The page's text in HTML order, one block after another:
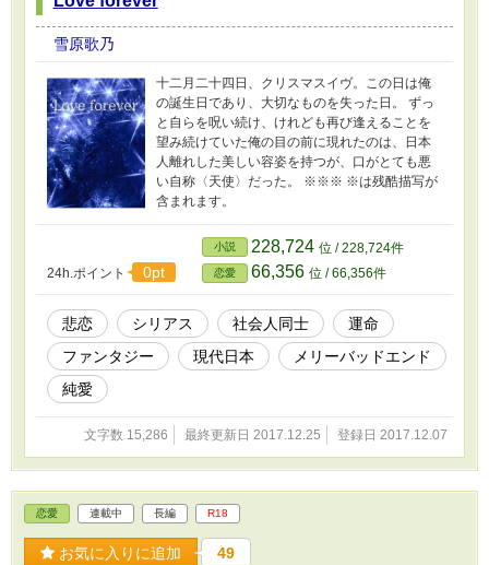
雪原歌乃
十二月二十四日、クリスマスイヴ。この日は俺
の誕生日であり、大切なものを失った日。 ずっ
と自らを呪い続け、けれども再び逢えることを
望み続けていた俺の目の前に現れたのは、日本
人離れした美しい容姿を持つが、口がとても悪
い自称〈天使〉だった。 ※※※ ※は残酷描写が
含まれます。
24h.ポイント 0pt
小説 228,724 位 / 228,724件
恋愛 66,356 位 / 66,356件
悲恋 シリアス 社会人同士
運命
ファンタジー
現代日本
メリーバッドエンド
純愛
文字数 15,286 最終更新日 2017.12.25 登録日 2017.12.07
恋愛 連載中 長編 R18
お気に入りに追加 49